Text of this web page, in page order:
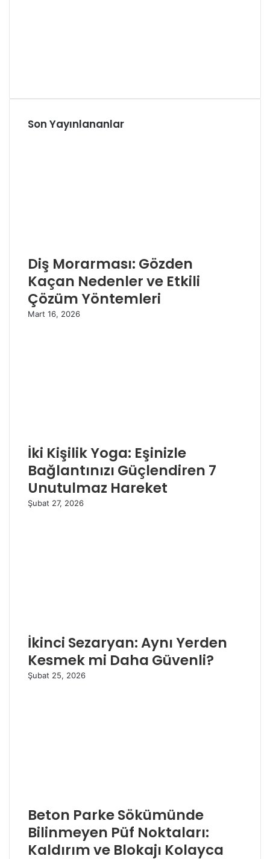
Son Yayınlananlar
Diş Morarması: Gözden
Kaçan Nedenler ve Etkili
Çözüm Yöntemleri
Mart 16, 2026
İki Kişilik Yoga: Eşinizle
Bağlantınızı Güçlendiren 7
Unutulmaz Hareket
Şubat 27, 2026
İkinci Sezaryan: Aynı Yerden
Kesmek mi Daha Güvenli?
Şubat 25, 2026
Beton Parke Sökümünde
Bilinmeyen Püf Noktaları:
Kaldırım ve Blokajı Kolayca